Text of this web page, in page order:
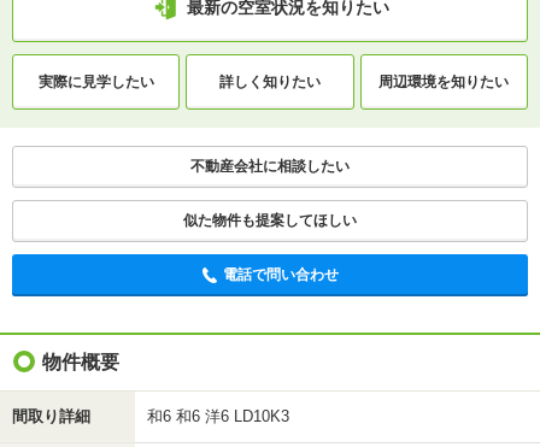
最新の空室状況を知りたい
実際に見学したい 詳しく知りたい
不動産会社に相談したい
電話で問い合わせ
最新の空室状況を知りたい
実際に見学したい 詳しく知りたい 周辺環境を知りたい
不動産会社に相談したい
似た物件も提案してほしい
電話で問い合わせ
物件概要
間取り詳細 和6 和6 洋6 LD10K3